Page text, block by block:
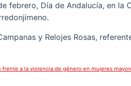
Día de Andalucía, en
y Relojes Rosas,
a la violencia de género en mujeres